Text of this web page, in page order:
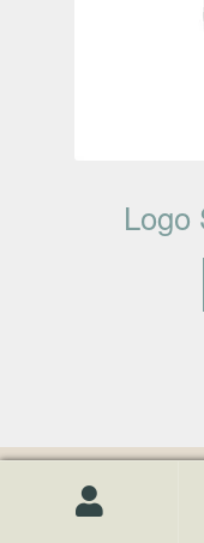
Logo
59筆 - 品
搜尋關鍵字: